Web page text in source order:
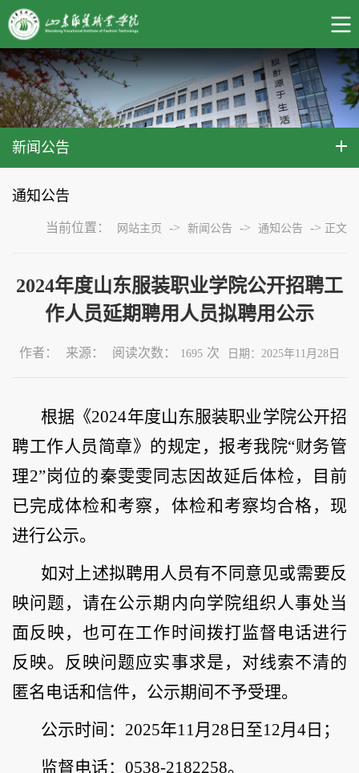
新闻公告
通知公告
当前位置： 网站主页 -> 新闻公告 -> 通知公告 -> 正文
2024年度山东服装职业学院公开招聘工
作人员延期聘用人员拟聘用公示
作者： 来源： 阅读次数： 1695 次 日期：2025年11月28日
根据《2024年度山东服装职业学院公开招
聘工作人员简章》的规定，报考我院“财务管
理2”岗位的秦雯雯同志因故延后体检，目前
已完成体检和考察，体检和考察均合格，现
进行公示。
如对上述拟聘用人员有不同意见或需要反
映问题，请在公示期内向学院组织人事处当
面反映，也可在工作时间拨打监督电话进行
反映。反映问题应实事求是，对线索不清的
匿名电话和信件，公示期间不予受理。
公示时间：2025年11月28日至12月4日；
监督电话：0538-2182258。